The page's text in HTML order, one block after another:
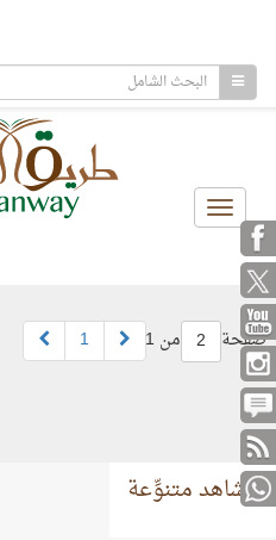
Toggle
navigation
صفحة 2 من 1 1
مشاهد متنوِّعة